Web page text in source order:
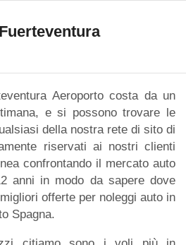
Aeroporto costa da un
e si possono trovare le
della nostra rete di sito di
riservati ai nostri clienti
confrontando il mercato auto
anni in modo da sapere dove
offerte per noleggi auto in
Spagna.